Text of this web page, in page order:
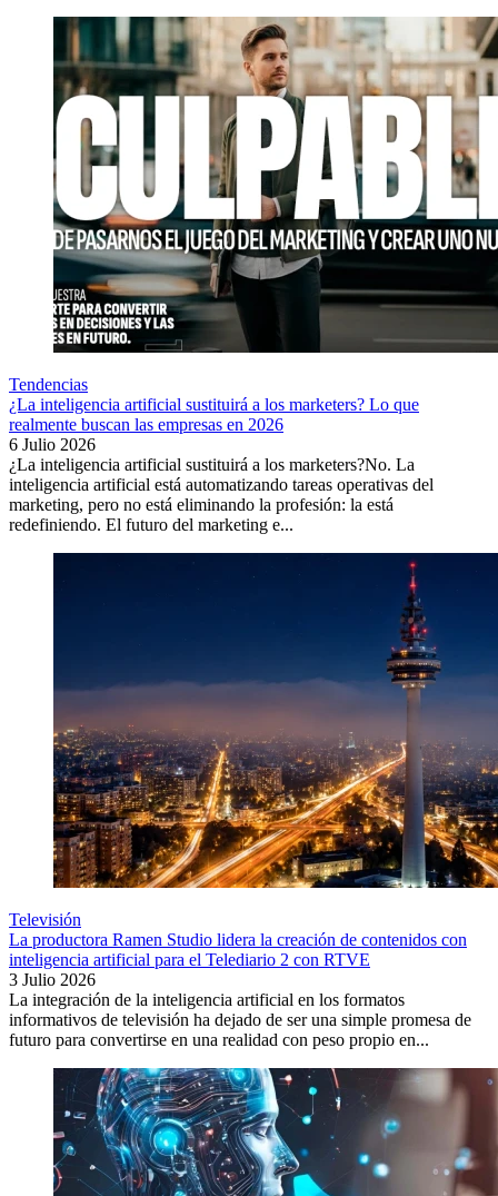
Tendencias
¿La inteligencia artificial sustituirá a los marketers? Lo que
realmente buscan las empresas en 2026
6 Julio 2026
¿La inteligencia artificial sustituirá a los marketers?No. La
inteligencia artificial está automatizando tareas operativas del
marketing, pero no está eliminando la profesión: la está
redefiniendo. El futuro del marketing e...
Televisión
La productora Ramen Studio lidera la creación de contenidos con
inteligencia artificial para el Telediario 2 con RTVE
3 Julio 2026
La integración de la inteligencia artificial en los formatos
informativos de televisión ha dejado de ser una simple promesa de
futuro para convertirse en una realidad con peso propio en...